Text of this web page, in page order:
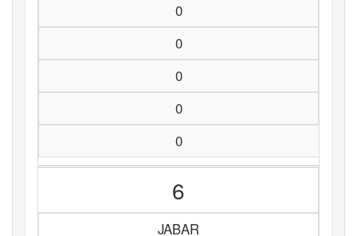
0
0
0
0
0
6
JABAR